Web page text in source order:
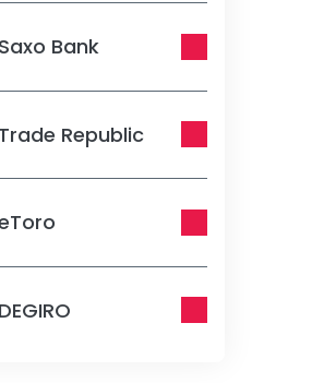
Saxo Bank
Trade Republic
DEGIRO